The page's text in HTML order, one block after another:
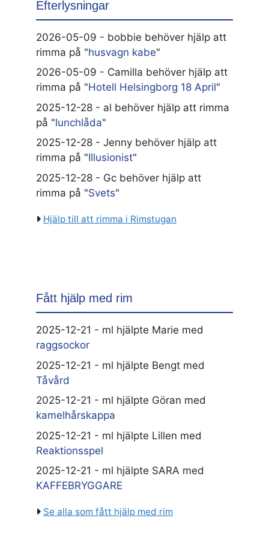
Efterlysningar
2026-05-09 - bobbie behöver hjälp att
rimma på "husvagn kabe"
2026-05-09 - Camilla behöver hjälp att
rimma på "Hotell Helsingborg 18 April"
2025-12-28 - al behöver hjälp att rimma
på "lunchlåda"
2025-12-28 - Jenny behöver hjälp att
rimma på "Illusionist"
2025-12-28 - Gc behöver hjälp att
rimma på "Svets"
Hjälp till att rimma i Rimstugan
Fått hjälp med rim
2025-12-21 - ml hjälpte Marie med
raggsockor
2025-12-21 - ml hjälpte Bengt med
Tåvård
2025-12-21 - ml hjälpte Göran med
kamelhårskappa
2025-12-21 - ml hjälpte Lillen med
Reaktionsspel
2025-12-21 - ml hjälpte SARA med
KAFFEBRYGGARE
Se alla som fått hjälp med rim